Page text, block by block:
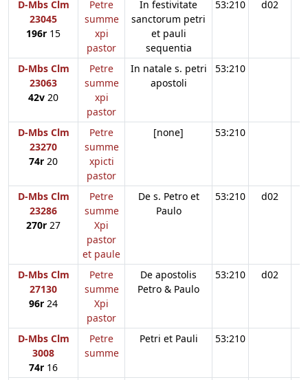
D-Mbs Clm
23045
196r 15
Petre
summe
xpi
pastor
In festivitate
sanctorum petri
et pauli
sequentia
53:210 d02
D-Mbs Clm
23063
42v 20
Petre
summe
xpi
pastor
In natale s. petri
apostoli
53:210
D-Mbs Clm
23270
74r 20
Petre
summe
xpicti
pastor
[none] 53:210
D-Mbs Clm
23286
270r 27
Petre
summe
Xpi
pastor
et paule
De s. Petro et
Paulo
53:210 d02
D-Mbs Clm
27130
96r 24
Petre
summe
Xpi
pastor
De apostolis
Petro & Paulo
53:210 d02
D-Mbs Clm
3008
74r 16
Petre
summe
Petri et Pauli 53:210